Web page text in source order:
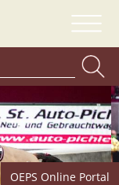
OEPS Online Portal